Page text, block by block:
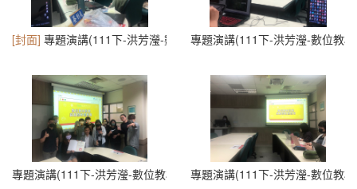
[封面] 專題演講(111下-洪芳瀅-數位教材發展與相關軟體應用
專題演講(111下-洪芳瀅-數位教
專題演講(111下-洪芳瀅-數位教材發展與相關軟體應用1120420) (2)
專題演講(111下-洪芳瀅-數位教